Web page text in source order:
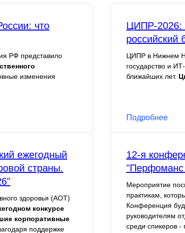
что
РФ представило
изменения
ЦИПР-2026:
российский
ЦИПР в Нижнем
государство и
ближайших лет.
Подробнее
ежегодный
страны.
здоровья (АОТ)
конкурсе
корпоративные
поддержке
12-я
"Перфоманс
Мероприятие
практикам,
Конференция
руководителям
среди спикеров